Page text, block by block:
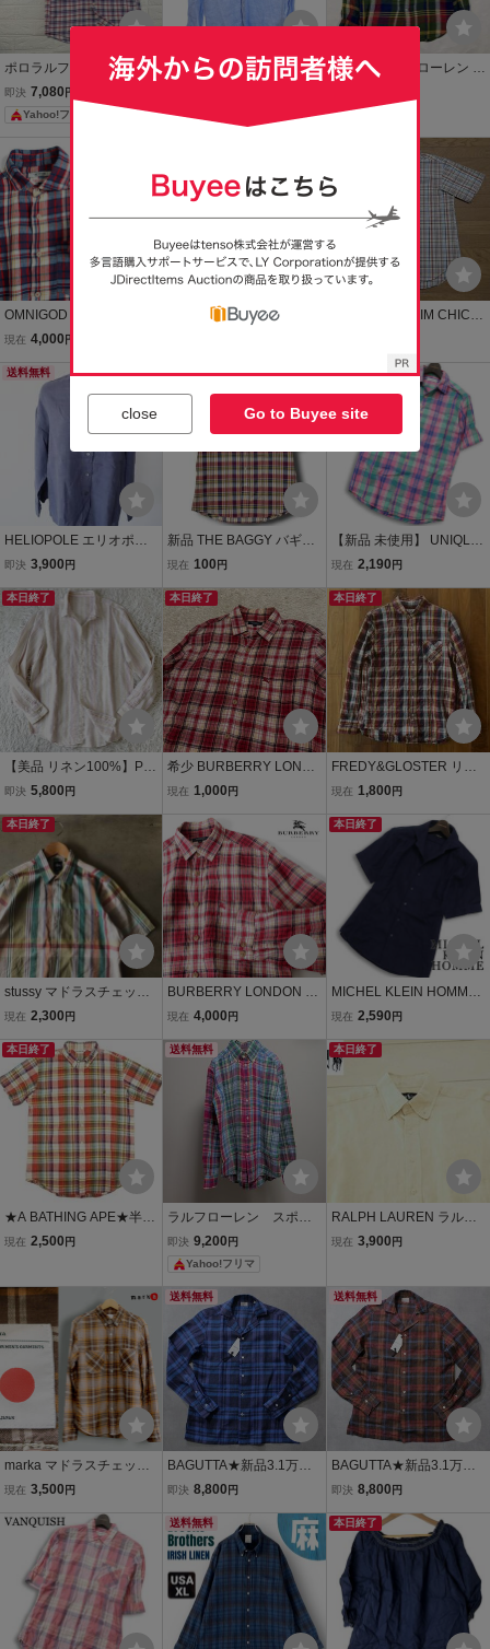
ポロラルフローレン リネ
ンシャツ マドラスチェッ
ク 麻 ポニー刺繍 M
即決 7,080 円
Yahoo!フリマ
エリオポール heliopole リ ☆ ポロ ラルフローレン リ
ネンシャツ M カスタムフ
ィット 麻100% マドラス
OMNIGOD オムニゴッド
マドラスチェック リネン
ミンゴ 日本製
現在 4,000 円
【美品】MAJESTIC FILAT
ャメル リネン 麻 マジェス
ティック フィラチュール
Ｍメンズ□DENIM CHIC
チェック／日本製
送料無料
HELIOPOLE エリオポー
ル シャツ レディース ネイ
ラーリネンシャツ 140030
43036HN 定価17,930円 s
ize38 M/6468340
即決 3,900 円
本日終了
新品 THE BAGGY バギー
ボタンダウン リネンライ
ロントポケット アメカジ
コットン 半袖 シャツ M
レッド NR-275
現在 100 円
本日終了
【新品 未使用】 UNIQLO
ユニクロ 春夏★ 麻 リネン
ク 半袖 シャツ Sz.S メン
現在 2,190 円
本日終了
【美品 リネン100%】PAP
AS パパス ストライプ 長
日本製 M 48
即決 5,800 円
本日終了
希少 BURBERRY LONDO
N バーバリーロンドン 長
ズ サイズL リネン 麻10
0％ ホース 刺繍 チェック
柄
現在 1,000 円
本日終了
FREDY&GLOSTER リネ
ン(麻) マドラスチェック
現在 1,800 円
本日終了
stussy マドラスチェック
半袖 シャツ メンズ M イ
現在 2,300 円
BURBERRY LONDON バ
ーバリー 7分袖 リネン
チェック レッド(M) 三陽
商会/日本製
現在 4,000 円
本日終了
MICHEL KLEIN HOMME
ミッシェルクラン オム 春
リム シャツ Sz.51 メンズ
紺 ネイビー
現在 2,590 円
本日終了
★A BATHING APE★半袖
BDチェックシャツM/アベ
ズロゴ裏原宿ジャケット
現在 2,500 円
送料無料
ラルフローレン スポー
ツ リネンシャツ 麻 1
00% チェック 2 M RAL
ネン
即決 9,200 円
Yahoo!フリマ
本日終了
RALPH LAUREN ラルフ
ローレン リネン 麻 100%
現在 3,900 円
marka マドラスチェック
リネンシャツ 麻100％
ズ1)
現在 3,500 円
送料無料
BAGUTTA★新品3.1万円
程度 リネン素材のオープ
OHA」サイズM ブルー系
マドラスチェック柄
即決 8,800 円
送料無料
BAGUTTA★新品3.1万円
程度 リネン素材のオープ
OHA」サイズM テラコッ
タ系マドラスチェック柄
即決 8,800 円
送料無料 本日終了
close Go to Buyee site